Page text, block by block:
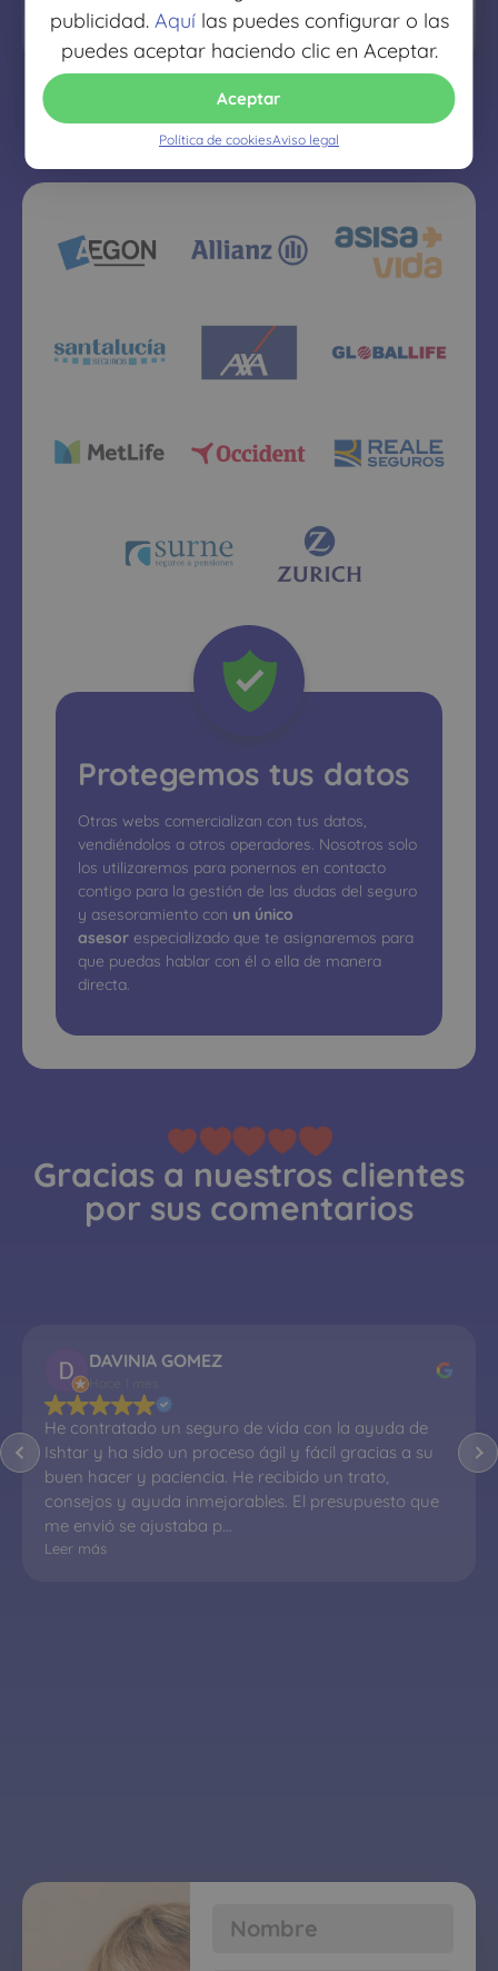
publicidad. Aquílas puedes configurar o las
puedes aceptar haciendo clic en Aceptar.
Aceptar
Política de cookiesAviso legal
quieres
Protegemos tus datos
Otras webs comercializan con tus datos,
vendiéndolos a otros operadores. Nosotros solo
los utilizaremos para ponernos en contacto
contigo para la gestión de las dudas del seguro
y asesoramiento con un único
asesor especializado que te asignaremos para
que puedas hablar con él o ella de manera
directa.
Gracias a nuestros clientes
por sus comentarios
DAVINIA GOMEZ
He contratado un seguro de vida con la ayuda de
Ishtar y ha sido un proceso ágil y fácil gracias a su
buen hacer y paciencia. He recibido un trato,
consejos y ayuda inmejorables. El presupuesto que
me envió se ajustaba p…
Leer más